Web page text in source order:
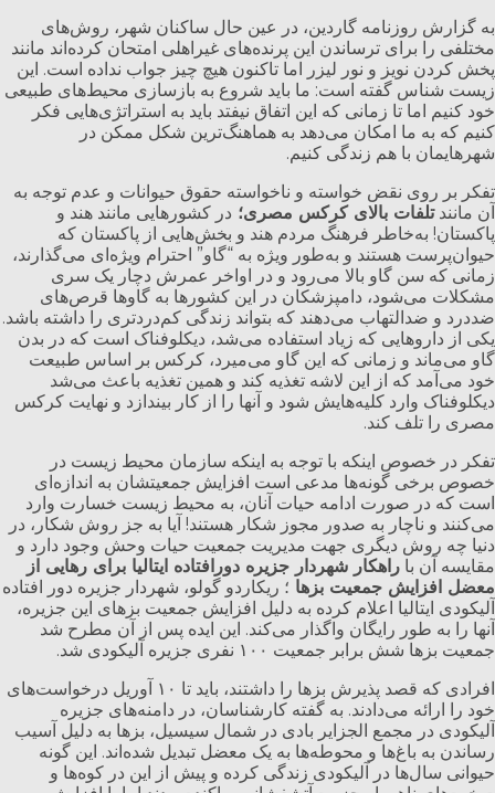
به گزارش روزنامه گاردین، در عین حال ساکنان شهر، روش‌های
مختلفی را برای ترساندن این پرنده‌های غیراهلی امتحان کرده‌اند مانند
پخش کردن نویز و نور لیزر اما تاکنون هیچ چیز جواب نداده است. این
زیست شناس گفته است: ما باید شروع به بازسازی محیط‌های طبیعی
خود کنیم اما تا زمانی که این اتفاق نیفتد باید به استراتژی‌هایی فکر
کنیم که به ما امکان می‌دهد به هماهنگ‌ترین شکل ممکن در
شهرهایمان با هم زندگی کنیم.
تفکر بر روی نقض خواسته و ناخواسته حقوق حیوانات و عدم توجه به
آن مانندتلفات بالای کرکس مصری؛ در کشورهایی مانند هند و
پاکستان! به‌خاطر فرهنگ مردم هند و بخش‌هایی از پاکستان که
حیوان‌پرست هستند و به‌طور ویژه به “گاو” احترام ویژه‌ای می‌گذارند،
زمانی که سن گاو بالا می‌رود و در اواخر عمرش دچار یک سری
مشکلات می‌شود، دامپزشکان در این کشورها به گاوها قرص‌های
ضددرد و ضدالتهاب می‌دهند که بتواند زندگی کم‌دردتری را داشته باشد.
یکی از داروهایی که زیاد استفاده می‌شد، دیکلوفناک است که در بدن
گاو می‌ماند و زمانی که این گاو می‌میرد، کرکس بر اساس طبیعت
خود می‌آمد که از این لاشه تغذیه کند و همین تغذیه باعث می‌شد
دیکلوفناک وارد کلیه‌هایش شود و آنها را از کار بیندازد و نهایت کرکس
مصری را تلف کند.
تفکر در خصوص اینکه با توجه به اینکه سازمان محیط زیست در
خصوص برخی گونه‌ها مدعی است افزایش جمعیتشان به اندازه‌ای
است که در صورت ادامه حیات آنان، به محیط زیست خسارت وارد
می‌کنند و ناچار به صدور مجوز شکار هستند! آیا به جز روش شکار، در
دنیا چه روش دیگری جهت مدیریت جمعیت حیات وحش وجود دارد و
مقایسه آن با راهکار شهردار جزیره دورافتاده ایتالیا برای رهایی از
معضل افزایش جمعیت بز‌ها ؛ ریکاردو گولو، شهردار جزیره دور افتاده
آلیکودی ایتالیا اعلام کرده به دلیل افزایش جمعیت بز‌های این جزیره،
آنها را به طور رایگان واگذار می‌کند. این ایده پس از آن مطرح شد
جمعیت بز‌ها شش برابر جمعیت ۱۰۰ نفری جزیره آلیکودی شد.
افرادی که قصد پذیرش بز‌ها را داشتند، باید تا ۱۰ آوریل درخواست‌های
خود را ارائه می‌دادند. به گفته کارشناسان، در دامنه‌های جزیره
آلیکودی در مجمع الجزایر بادی در شمال سیسیل، بز‌ها به دلیل آسیب
رساندن به باغ‌ها و محوطه‌ها به یک معضل تبدیل شده‌اند. این گونه
حیوانی سال‌ها در آلیکودی زندگی کرده و پیش از این در کوه‌ها و